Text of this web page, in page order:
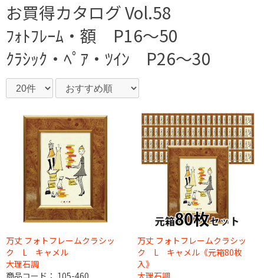
お買得カタログ Vol.58
ﾌｫﾄﾌﾚｰﾑ・額 P16～50
ｸﾗｼｯｸ・ﾍﾟｱ・ﾂｲﾝ P26～30
万丈 フォトフレームクラシッ
ク L キャメル
大理石調
万丈 フォトフレームクラシッ
ク L キャメル《元箱80枚
入》